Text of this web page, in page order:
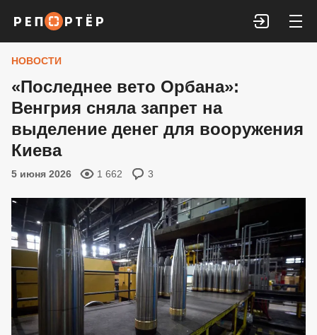
Войти
НОВОСТИ
«Последнее вето Орбана»:
Венгрия сняла запрет на
выделение денег для вооружения
Киева
5 июня 2026 1 662 3